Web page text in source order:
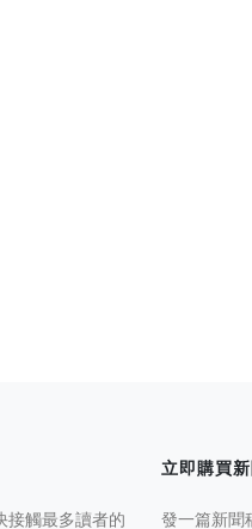
接觸最多讀者的
立即購買
發一篇新聞